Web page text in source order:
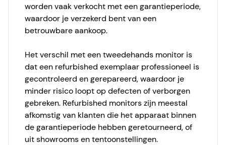
worden vaak verkocht met een garantieperiode,
waardoor je verzekerd bent van een
betrouwbare aankoop.
Het verschil met een tweedehands monitor is
dat een refurbished exemplaar professioneel is
gecontroleerd en gerepareerd, waardoor je
minder risico loopt op defecten of verborgen
gebreken. Refurbished monitors zijn meestal
afkomstig van klanten die het apparaat binnen
de garantieperiode hebben geretourneerd, of
uit showrooms en tentoonstellingen.